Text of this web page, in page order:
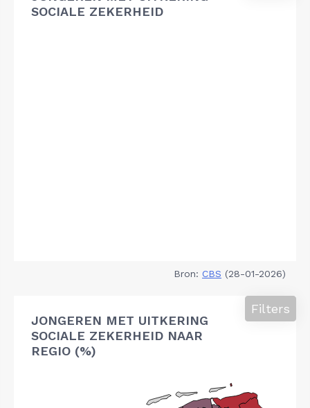
SOCIALE ZEKERHEID
Bron: CBS (28-01-2026)
JONGEREN MET UITKERING
SOCIALE ZEKERHEID NAAR
REGIO (%)
Filters